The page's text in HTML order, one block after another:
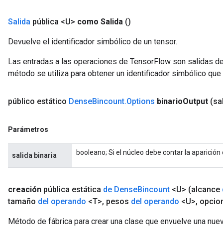
Salida pública <U> como Salida ()
Devuelve el identificador simbólico de un tensor.
Las entradas a las operaciones de TensorFlow son salidas
método se utiliza para obtener un identificador simbólico
público estático DenseBincount.Options binarioOutput
Parámetros
salida binaria booleano; Si el núcleo debe contar la
creación pública estática de DenseBincount <U> (alcance
tamaño del operando <T>, pesos del operando <U>,
Método de fábrica para crear una clase que envuelve una